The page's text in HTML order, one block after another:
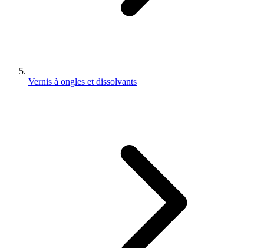
Vernis à ongles et dissolvants